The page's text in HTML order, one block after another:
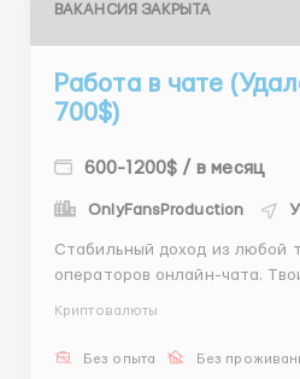
ВАКАНСИЯ ЗАКРЫТА
Работа в чате
700$)
600-1200$ / в месяц
OnlyFansProduction
Стабильный доход из любой
операторов онлайн-чата.
общение в формате чата,
отчетности. ✍️ Все аккаунты
Криптовалюты
Без опыта Без